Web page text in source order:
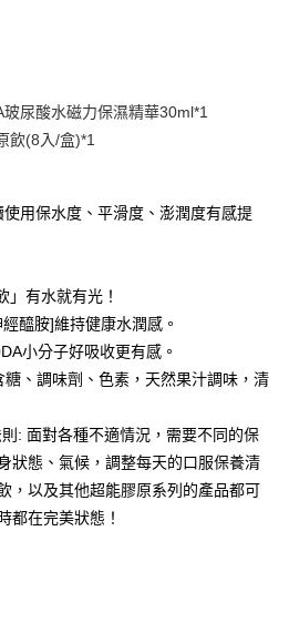
再付款。
額後，即可完成結帳。
繳費通知簡訊。
，點擊此簡訊中的連結，可透過四大超商／
付款，方視為交易完成。
消之訂單仍視為有效，需透過AFTEE先享
後付 」之結帳頁面顯示為準，若有關於
款等相關疑問，請聯繫「AFTEE先享後付
support/home
提供之「AFTEE先享後付」服務完成之交
個人資料，並將交易相關給付款項請求債
。
覽以下網址：
定代理人或監護人之同意方可使用
將依據個別帳號之用戶狀況，依本公司即
有額度不足之情形，本公司將視審查結果
上)免運費
以上)免運費
上)免運費
上)免運費
以上)免運費
上)免運費
以上)免運費
玻尿酸水磁力保濕精華30ml*1
飲(8入/盒)*1
用保水度、平滑度、澎潤度有感提
」有水就有光！
醯胺]維持健康水潤感。
小分子好吸收更有感。
、調味劑、色素，天然果汁調味，清
: 面對各種不適情況，需要不同的保
狀態、氣候，調整每天的口服保養清
，以及其他超能膠原系列的產品都可
都在完美狀態！